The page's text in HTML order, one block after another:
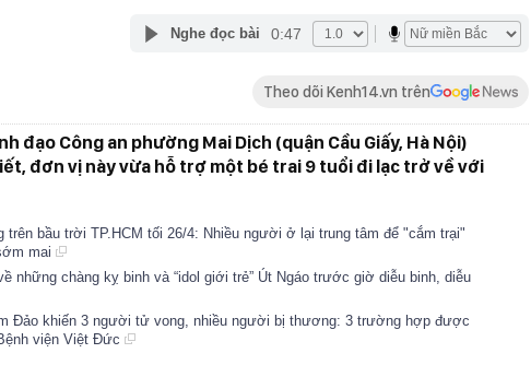
Nghe đọc bài 0:47
Theo dõi Kenh14.vn trên
đạo Công an phường Mai Dịch (quận Cầu Giấy, Hà Nội)
đơn vị này vừa hỗ trợ một bé trai 9 tuổi đi lạc trở về với
trên bầu trời TP.HCM tối 26/4: Nhiều người ở lại trung tâm để "cắm trại"
mai
những chàng kỵ binh và “idol giới trẻ” Út Ngáo trước giờ diễu binh, diễu
Đảo khiến 3 người tử vong, nhiều người bị thương: 3 trường hợp được
viện Việt Đức